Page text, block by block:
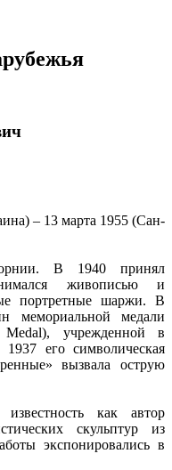
– 13 марта 1955 (Сан-
В 1940 принял
живописью и
портретные шаржи. В
мемориальной медали
учрежденной в
его символическая
вызвала острую
как автор
скульптур из
экспонировались в